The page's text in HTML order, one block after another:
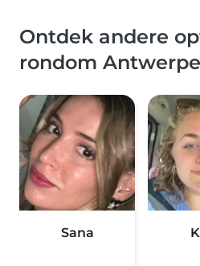
Ontdek andere
rondom
Sana